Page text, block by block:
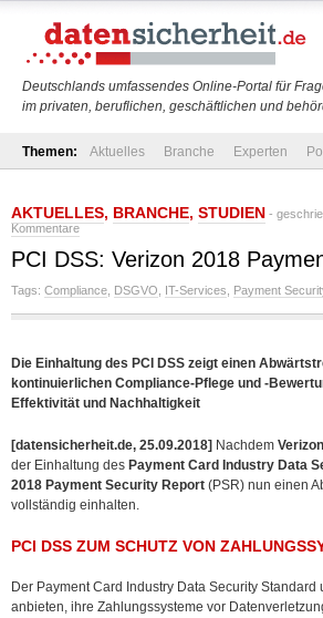
Deutschlands umfassendes Online-Portal für
im privaten, beruflichen, geschäftlichen und
Themen: Aktuelles Branche Experten
AKTUELLES, BRANCHE, STUDIEN -
Kommentare
PCI DSS: Verizon 2018
Tags: Compliance DSGVO IT-Services Payment
Die Einhaltung des PCI DSS zeigt einen
kontinuierlichen Compliance-Pflege und -
Effektivität und Nachhaltigkeit
[datensicherheit.de, 25.09.2018] Nachdem Verizon
der Einhaltung des Payment Card Industry Data
2018 Payment Security Report (PSR) nun einen
vollständig einhalten.
PCI DSS ZUM SCHUTZ VON
Der Payment Card Industry Data Security Standard
anbieten, ihre Zahlungssysteme vor